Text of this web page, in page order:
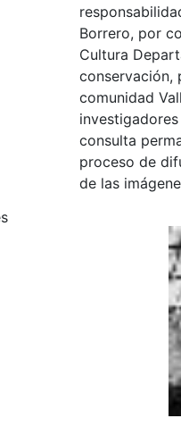
Borrero, por
Cultura
conservación,
comunidad
consulta
proceso de
de las